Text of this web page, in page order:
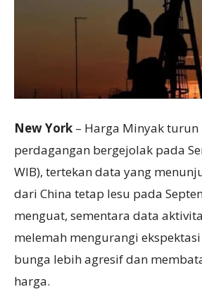
New York – Harga Minyak
perdagangan bergejolak pada
WIB), tertekan data yang
dari China tetap lesu pada
menguat, sementara data
melemah mengurangi
bunga lebih agresif dan
harga.